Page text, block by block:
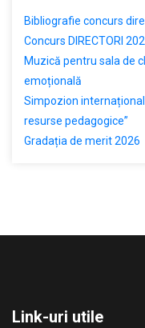
Bibliografie concurs
Concurs DIRECTORI
Muzică pentru sala de
emoțională
Simpozion
resurse pedagogice”
Gradația de merit 2026
Link-uri utile